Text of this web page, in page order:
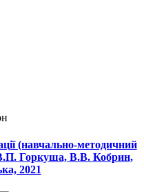
(навчально-методичний
Горкуша, В.В. Кобрин,
2021